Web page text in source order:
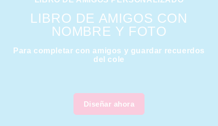
LIBRO DE AMIGOS CON
NOMBRE Y FOTO
Para completar con amigos y guardar recuerdos
del cole
Diseñar ahora